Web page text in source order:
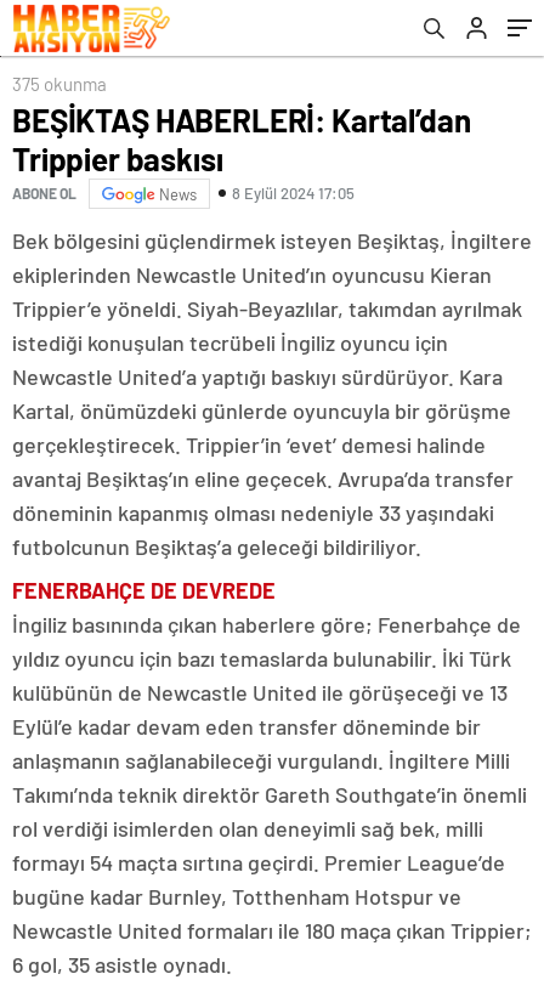
375 okunma
BEŞİKTAŞ HABERLERİ: Kartal’dan
Trippier baskısı
ABONE OL News 8 Eylül 2024 17:05
Bek bölgesini güçlendirmek isteyen Beşiktaş, İngiltere
ekiplerinden Newcastle United’ın oyuncusu Kieran
Trippier’e yöneldi. Siyah-Beyazlılar, takımdan ayrılmak
istediği konuşulan tecrübeli İngiliz oyuncu için
Newcastle United’a yaptığı baskıyı sürdürüyor. Kara
Kartal, önümüzdeki günlerde oyuncuyla bir görüşme
gerçekleştirecek. Trippier’in ‘evet’ demesi halinde
avantaj Beşiktaş’ın eline geçecek. Avrupa’da transfer
döneminin kapanmış olması nedeniyle 33 yaşındaki
futbolcunun Beşiktaş’a geleceği bildiriliyor.
FENERBAHÇE DE DEVREDE
İngiliz basınında çıkan haberlere göre; Fenerbahçe de
yıldız oyuncu için bazı temaslarda bulunabilir. İki Türk
kulübünün de Newcastle United ile görüşeceği ve 13
Eylül’e kadar devam eden transfer döneminde bir
anlaşmanın sağlanabileceği vurgulandı. İngiltere Milli
Takımı’nda teknik direktör Gareth Southgate’in önemli
rol verdiği isimlerden olan deneyimli sağ bek, milli
formayı 54 maçta sırtına geçirdi. Premier League’de
bugüne kadar Burnley, Totthenham Hotspur ve
Newcastle United formaları ile 180 maça çıkan Trippier;
6 gol, 35 asistle oynadı.